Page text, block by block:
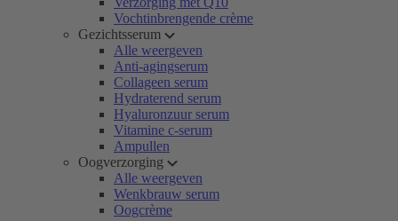
Vochtinbrengende crème
Gezichtsserum
Alle weergeven
Anti-agingserum
Collageen serum
Hydraterend serum
Hyaluronzuur serum
Vitamine c-serum
Ampullen
Oogverzorging
Alle weergeven
Wenkbrauw serum
Oogcrème